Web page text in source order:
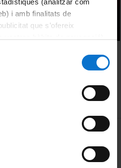
(analitzar com
i amb finalitats de
que s’ofereix
del lloc web de la
university from
commitments, and
MENÚ PEU 1
Política de Cookies